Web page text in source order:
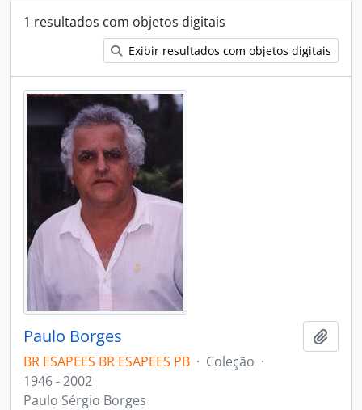
1 resultados com objetos digitais
Exibir resultados com objetos digitais
Paulo Borges
BR ESAPEES BR ESAPEES PB · Coleção ·
1946 - 2002
Paulo Sérgio Borges